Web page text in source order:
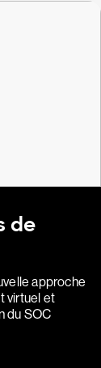
de
approche
virtuel et
du SOC